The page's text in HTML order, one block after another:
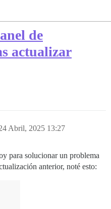
de
actualizar
Abril, 2025 13:27
para solucionar un problema
anterior, noté esto: